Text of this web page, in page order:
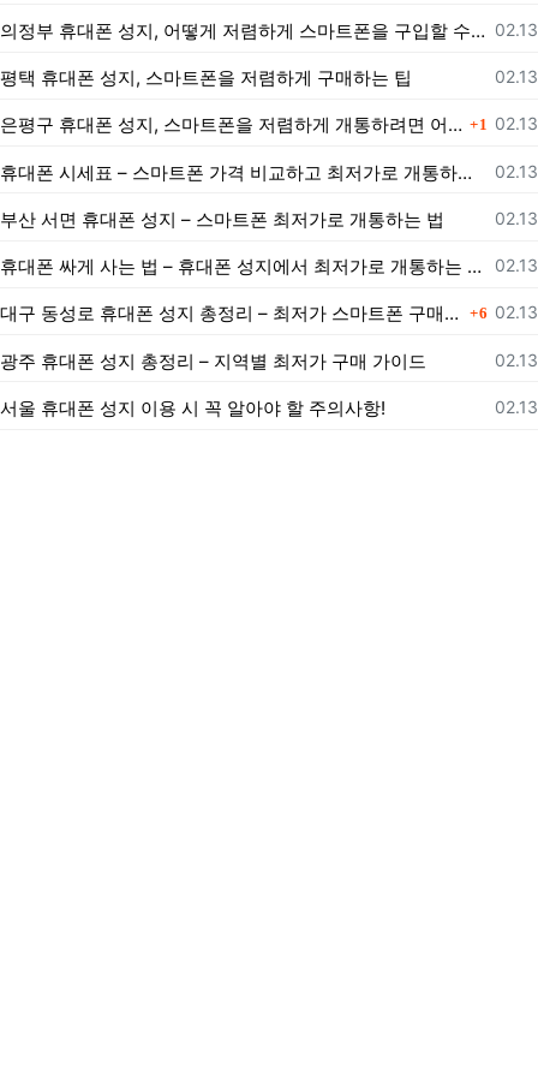
등록
02.13
의정부 휴대폰 성지, 어떻게 저렴하게 스마트폰을 구입할 수 있을까?
등록
02.13
평택 휴대폰 성지, 스마트폰을 저렴하게 구매하는 팁
등록
02.13
은평구 휴대폰 성지, 스마트폰을 저렴하게 개통하려면 어떻게 해야 할까? 댓글
1
등록
02.13
휴대폰 시세표 – 스마트폰 가격 비교하고 최저가로 개통하는 법
등록
02.13
부산 서면 휴대폰 성지 – 스마트폰 최저가로 개통하는 법
등록
02.13
휴대폰 싸게 사는 법 – 휴대폰 성지에서 최저가로 개통하는 노하우
등록
02.13
대구 동성로 휴대폰 성지 총정리 – 최저가 스마트폰 구매 가이드 댓글
6
등록
02.13
광주 휴대폰 성지 총정리 – 지역별 최저가 구매 가이드
등록
02.13
서울 휴대폰 성지 이용 시 꼭 알아야 할 주의사항!